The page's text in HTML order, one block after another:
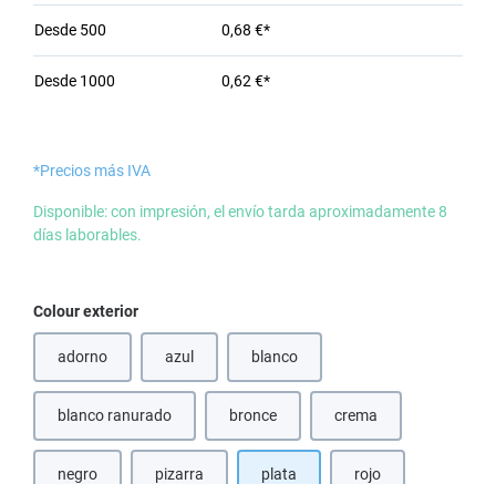
Desde 500 0,68 €*
Desde 1000 0,62 €*
*Precios más IVA
Disponible: con impresión, el envío tarda aproximadamente 8
días laborables.
Seleccione
Colour exterior
adorno azul(Esta opción no está disponible en este momento.)
blanco(Esta opción no está disponible en
blanco ranurado bronce(Esta opción no está disponible en este
crema(Esta opción no está
negro pizarra plata rojo